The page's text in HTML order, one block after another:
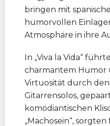
bringen mit
humorvollen
Atmosphäre in ihre
In „Viva la Vida“
charmantem Humor
Virtuosität durch
Gitarrensolos,
komödiantischen
„Machosein“,